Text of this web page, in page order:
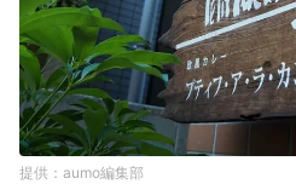
aumo編集部